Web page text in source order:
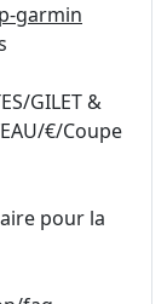
garmin
GILET &
€/Coupe
pour la